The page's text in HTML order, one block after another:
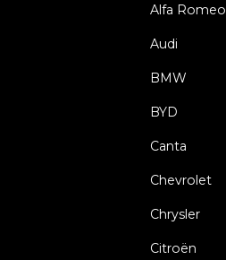
Alfa Romeo
Audi
BMW
BYD
Canta
Chevrolet
Chrysler
Citroën